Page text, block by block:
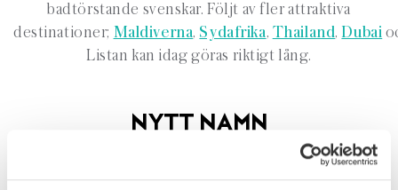
badtörstande svenskar. Följt av fler attraktiva
destinationer; Maldiverna, Sydafrika, Thailand, Dubai
Listan kan idag göras riktigt lång.
NYTT NAMN
Lime Travel blev namnet på företaget 2002. Att lajma